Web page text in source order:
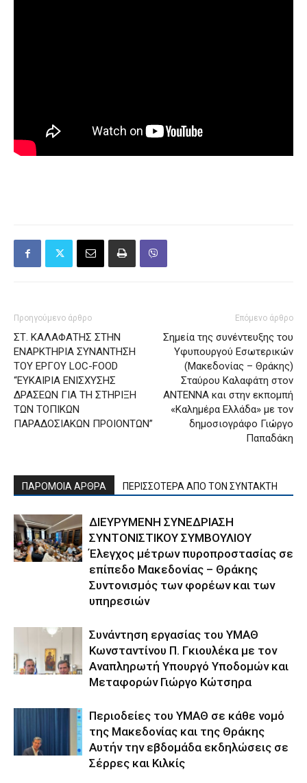
Προηγούμενο άρθρο
ΣΤ. ΚΑΛΑΦΑΤΗΣ ΣΤΗΝ
ΕΝΑΡΚΤΗΡΙΑ ΣΥΝΑΝΤΗΣΗ
TOY ΕΡΓΟΥ LOC-FOOD
“ΕΥΚΑΙΡΙΑ ΕΝΙΣΧΥΣΗΣ
ΔΡΑΣΕΩΝ ΓΙΑ ΤΗ ΣΤΗΡΙΞΗ
ΤΩΝ ΤΟΠΙΚΩΝ
ΠΑΡΑΔΟΣΙΑΚΩΝ ΠΡΟΙΟΝΤΩΝ”
Επόμενο άρθρο
Σημεία της συνέντευξης του
Υφυπουργού Εσωτερικών
(Μακεδονίας – Θράκης)
Σταύρου Καλαφάτη στον
ΑΝΤΕΝΝΑ και στην εκπομπή
«Καλημέρα Ελλάδα» με τον
δημοσιογράφο Γιώργο
Παπαδάκη
ΠΑΡΟΜΟΙΑ ΑΡΘΡΑ ΠΕΡΙΣΣΟΤΕΡΑ ΑΠΟ ΤΟΝ ΣΥΝΤΑΚΤΗ
ΔΙΕΥΡΥΜΕΝΗ ΣΥΝΕΔΡΙΑΣΗ
ΣΥΝΤΟΝΙΣΤΙΚΟΥ ΣΥΜΒΟΥΛΙΟΥ
Έλεγχος μέτρων πυροπροστασίας σε
επίπεδο Μακεδονίας – Θράκης
Συντονισμός των φορέων και των
υπηρεσιών
Συνάντηση εργασίας του ΥΜΑΘ
Κωνσταντίνου Π. Γκιουλέκα με τον
Αναπληρωτή Υπουργό Υποδομών και
Μεταφορών Γιώργο Κώτσηρα
Περιοδείες του ΥΜΑΘ σε κάθε νομό
της Μακεδονίας και της Θράκης
Αυτήν την εβδομάδα εκδηλώσεις σε
Σέρρες και Κιλκίς